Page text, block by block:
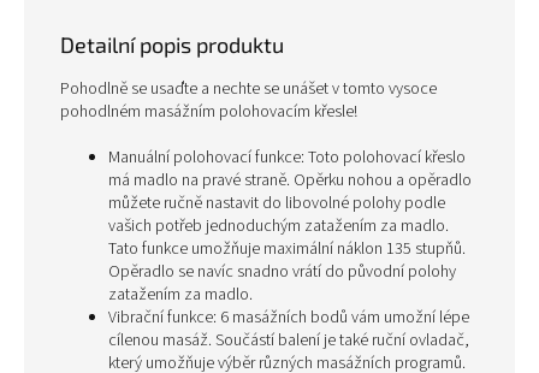
Detailní popis produktu
Pohodlně se usaďte a nechte se unášet v tomto vysoce
pohodlném masážním polohovacím křesle!
Manuální polohovací funkce: Toto polohovací křeslo
má madlo na pravé straně. Opěrku nohou a opěradlo
můžete ručně nastavit do libovolné polohy podle
vašich potřeb jednoduchým zatažením za madlo.
Tato funkce umožňuje maximální náklon 135 stupňů.
Opěradlo se navíc snadno vrátí do původní polohy
zatažením za madlo.
Vibrační funkce: 6 masážních bodů vám umožní lépe
cílenou masáž. Součástí balení je také ruční ovladač,
který umožňuje výběr různých masážních programů.